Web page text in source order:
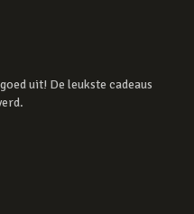
uit! De leukste cadeaus